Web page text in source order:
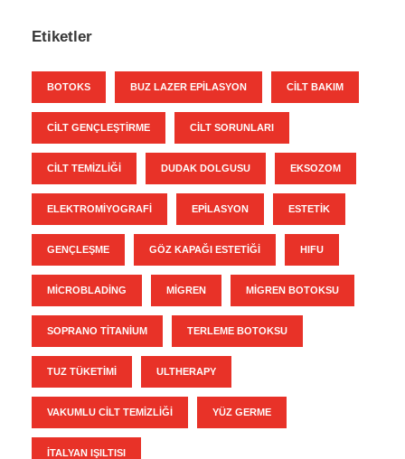
Etiketler
BOTOKS BUZ LAZER EPILASYON CILT BAKIM
CILT GENÇLEŞTIRME CILT SORUNLARI
CILT TEMIZLIĞI DUDAK DOLGUSU EKSOZOM
ELEKTROMIYOGRAFI EPILASYON ESTETIK
GENÇLEŞME GÖZ KAPAĞI ESTETIĞI HIFU
MICROBLADING MIGREN MIGREN BOTOKSU
SOPRANO TITANIUM TERLEME BOTOKSU
TUZ TÜKETIMI ULTHERAPY
VAKUMLU CILT TEMIZLIĞI YÜZ GERME
İTALYAN IŞILTISI